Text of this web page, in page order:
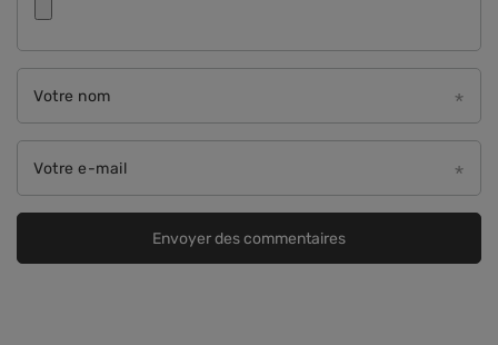
Votre nom
Votre e-mail
Envoyer des commentaires